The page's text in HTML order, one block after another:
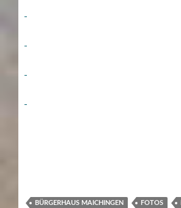
BÜRGERHAUS MAICHINGEN FOTOS